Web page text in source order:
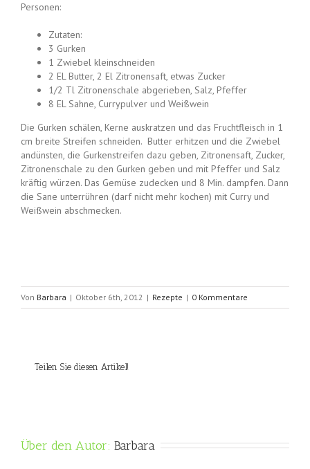
Personen:
Zutaten:
3 Gurken
1 Zwiebel kleinschneiden
2 EL Butter, 2 El Zitronensaft, etwas Zucker
1/2 Tl Zitronenschale abgerieben, Salz, Pfeffer
8 EL Sahne, Currypulver und Weißwein
Die Gurken schälen, Kerne auskratzen und das Fruchtfleisch in 1
cm breite Streifen schneiden. Butter erhitzen und die Zwiebel
andünsten, die Gurkenstreifen dazu geben, Zitronensaft, Zucker,
Zitronenschale zu den Gurken geben und mit Pfeffer und Salz
kräftig würzen. Das Gemüse zudecken und 8 Min. dampfen. Dann
die Sane unterrühren (darf nicht mehr kochen) mit Curry und
Weißwein abschmecken.
Von Barbara | Oktober 6th, 2012 | Rezepte | 0 Kommentare
Teilen Sie diesen Artikel!
Über den Autor: Barbara